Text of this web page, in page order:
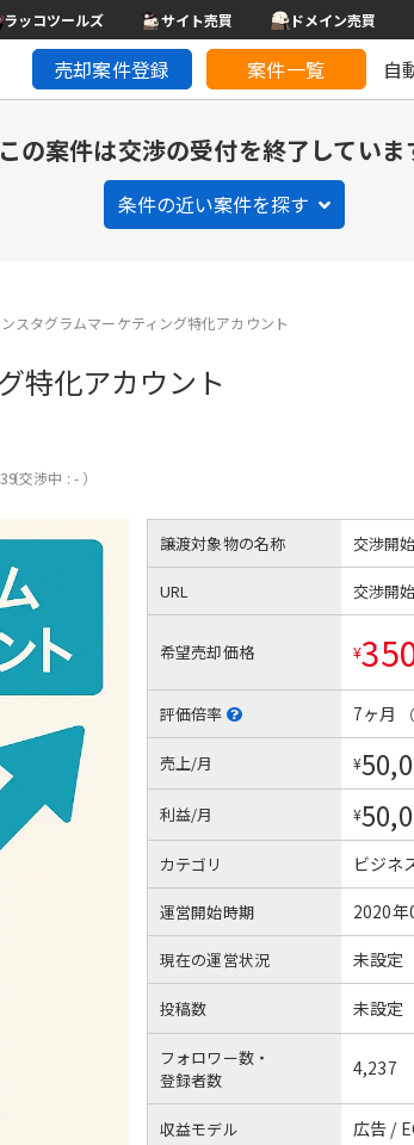
ラッコツールズ サイト売買 ドメイン売買
売却案件登録 案件一覧 自
この案件は交渉の受付を終了していま
条件の近い案件を探す
スタグラムマーケティング特化アカウント
特化アカウント
39
（交渉中 : - ）
譲渡対象物の名称 交渉開
URL 交渉開
希望売却価格 ¥
評価倍率 7ヶ月
売上/月 ¥
利益/月 ¥
カテゴリ ビジネ
運営開始時期 2020年
現在の運営状況 未設定
投稿数 未設定
フォロワー数・
登録者数
4,237
収益モデル 広告 /